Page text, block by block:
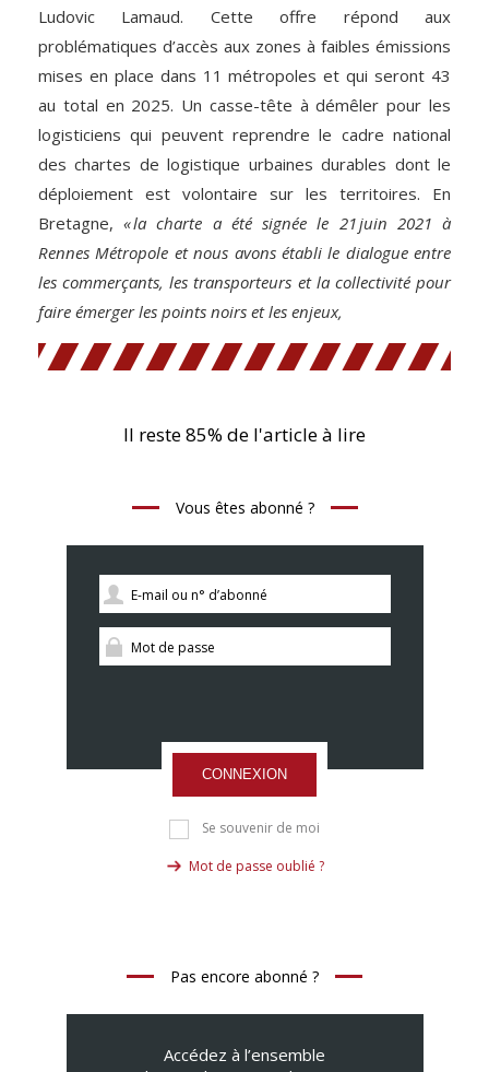
Ludovic Lamaud. Cette offre répond aux
problématiques d’accès aux zones à faibles émissions
mises en place dans 11 métropoles et qui seront 43
au total en 2025. Un casse-tête à démêler pour les
logisticiens qui peuvent reprendre le cadre national
des chartes de logistique urbaines durables dont le
déploiement est volontaire sur les territoires. En
Bretagne,« la charte a été signée le 21 juin 2021 à
Rennes Métropole et nous avons établi le dialogue entre
les commerçants, les transporteurs et la collectivité pour
faire émerger les points noirs et les enjeux,
Il reste 85% de l'article à lire
Vous êtes abonné ?
CONNEXION
Se souvenir de moi
Mot de passe oublié ?
Pas encore abonné ?
Accédez à l’ensemble